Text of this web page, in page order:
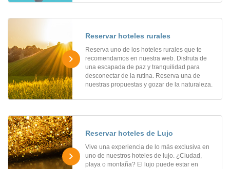
Reservar hoteles rurales
Reserva uno de los hoteles rurales que te
recomendamos en nuestra web. Disfruta de
una escapada de paz y tranquilidad para
desconectar de la rutina. Reserva una de
nuestras propuestas y gozar de la naturaleza.
Reservar hoteles de Lujo
Vive una experiencia de lo más exclusiva en
uno de nuestros hoteles de lujo. ¿Ciudad,
playa o montaña? El lujo puede estar en